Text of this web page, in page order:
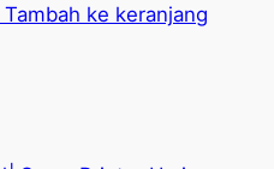
Tambah ke keranjang